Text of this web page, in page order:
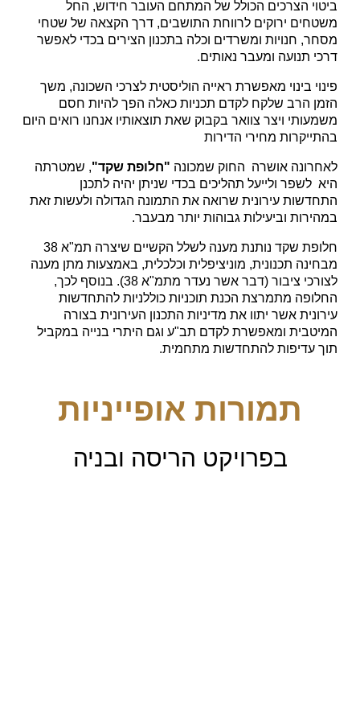
הצרכים הכולל של המתחם העובר חידוש, החל
ירוקים לרווחת התושבים, דרך הקצאה של שטחי
חנויות ומשרדים וכלה בתכנון הצירים בכדי לאפשר
תנועה ומעבר נאותים.
בינוי מאפשרת ראייה הוליסטית לצרכי השכונה, משך
הרב שלקח לקדם תכניות כאלה הפך להיות חסם
ויצר צוואר בקבוק שאת תוצאותיו אנחנו רואים היום
מחירי הדירות
אושרה החוק שמכונה "חלופת שקד", שמטרתה
ולייעל תהליכים בכדי שניתן יהיה לתכנן
עירונית שרואה את התמונה הגדולה ולעשות זאת
וביעילות גבוהות יותר מבעבר.
חלופת שקד נותנת מענה לשלל הקשיים שיצרה תמ"א 38
תכנונית, מוניציפלית וכלכלית, באמצעות מתן מענה
לצורכי ציבור (דבר אשר נעדר מתמ"א 38). בנוסף לכך,
מתמרצת הכנת תוכניות כוללניות להתחדשות
אשר יתוו את מדיניות התכנון העירונית בצורה
ומאפשרת לקדם תב"ע וגם היתרי בנייה במקביל
להתחדשות מתחמית.
תמורות אופייניות
בפרויקט הריסה ובניה